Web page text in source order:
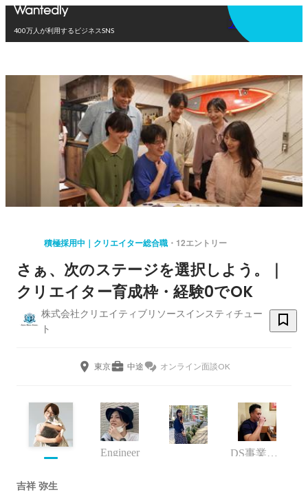
400万人が利用するビジネスSNS
アプリを使う
積極採用中｜クリエイター総合職 12エントリー
さぁ、次のステージを選択しよう。｜
クリエイター育成枠・経験0でOK
株式会社クリエイティブリソースインスティチュー
ト
東京 中途 オンライン面談OK
Engineer DS事業部・営業本部長 / プロデューサー
吉祥 弥生